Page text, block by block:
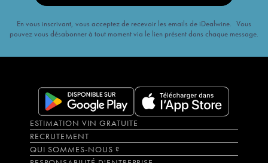
En vous inscrivant, vous acceptez de recevoir les emails de iDealwine. Vous
pouvez vous désabonner à tout moment via le lien présent dans chaque message.
ESTIMATION VIN GRATUITE
RECRUTEMENT
QUI SOMMES-NOUS ?